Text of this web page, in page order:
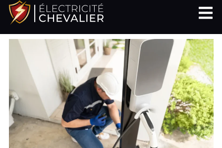
Aller
au
contenu